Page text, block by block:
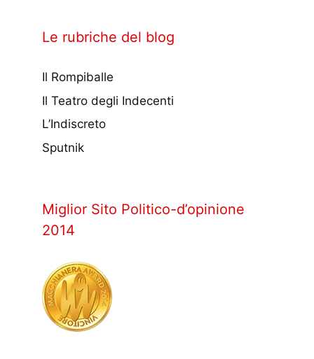
Le rubriche del blog
Il Rompiballe
Il Teatro degli Indecenti
L’Indiscreto
Sputnik
Miglior Sito Politico-d’opinione
2014